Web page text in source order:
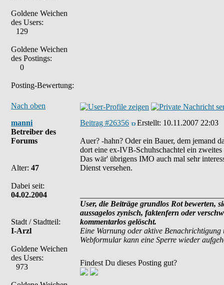
Goldene Weichen
des Users:
129
Goldene Weichen
des Postings:
0
Posting-Bewertung:
Nach oben
manni
Betreiber des
Forums
Alter: 47
Dabei seit:
04.02.2004
Stadt / Stadtteil:
I-Arzl
Goldene Weichen
des Users:
973
Beitrag #26356 Erstellt: 10.11.2007 22:03
Auer? -hahn? Oder ein Bauer, dem jemand
dort eine ex-IVB-Schuhschachtel ein
Das wär' übrigens IMO auch mal sehr
Dienst versehen.
User, die Beiträge grundlos Rot bewerten,
aussagelos zynisch, faktenfern oder
kommentarlos gelöscht.
Eine Warnung oder aktive
Webformular kann eine Sperre wieder
Findest Du dieses Posting gut?